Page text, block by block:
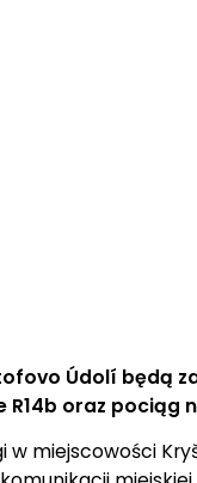
Údolí będą
oraz pociąg
w miejscowości